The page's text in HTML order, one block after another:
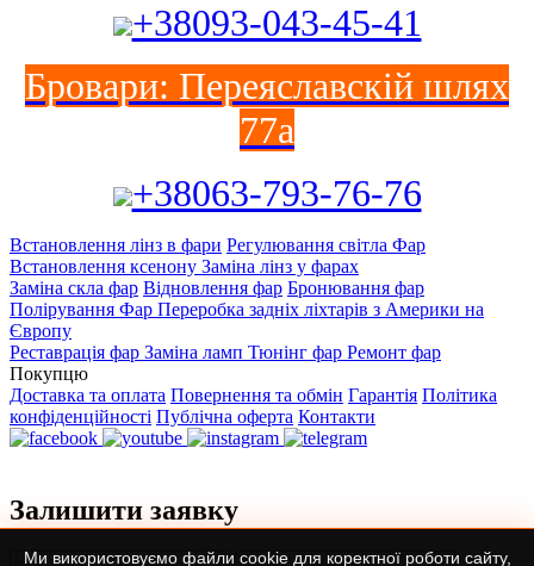
+38093-043-45-41
Бровари: Переяславскій шлях
77а
+38063-793-76-76
Встановлення лінз в фари Регулювання світла Фар
Встановлення ксенону Заміна лінз у фарах
Заміна скла фар Відновлення фар Бронювання фар
Полірування Фар Переробка задніх ліхтарів з Америки на
Європу
Реставрація фар Заміна ламп Тюнінг фар Ремонт фар
Покупцю
Доставка та оплата Повернення та обмін Гарантія Політика
конфіденційності Публічна оферта Контакти
Залишити заявку
Ми використовуємо файли cookie для коректної роботи сайту,